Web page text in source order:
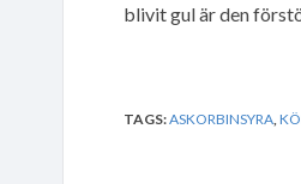
blivit gul är den
TAGS:ASKORBINSYRA